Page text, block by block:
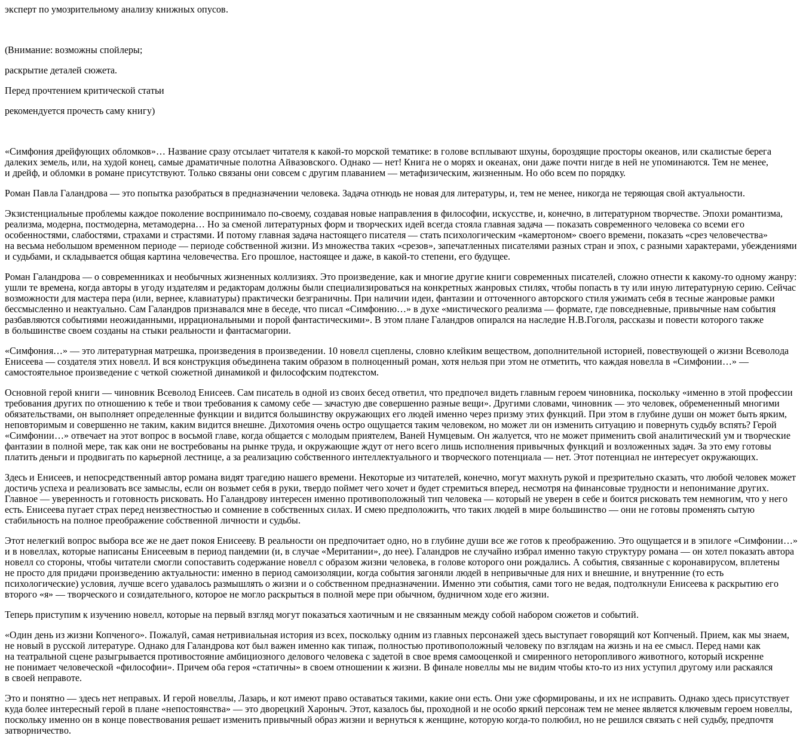
эксперт по умозрительному анализу книжных опусов.
(Внимание: возможны спойлеры;
раскрытие деталей сюжета.
Перед прочтением критической статьи
рекомендуется прочесть саму книгу)
«Симфония дрейфующих обломков»… Название сразу отсылает читателя к какой-то морской тематике: в голове всплывают шхуны, бороздящие просторы океанов, или скалистые берега
далеких земель, или, на худой конец, самые драматичные полотна Айвазовского. Однако — нет! Книга не о морях и океанах, они даже почти нигде в ней не упоминаются. Тем не менее,
и дрейф, и обломки в романе присутствуют. Только связаны они совсем с другим плаванием — метафизическим, жизненным. Но обо всем по порядку.
Роман Павла Галандрова — это попытка разобраться в предназначении человека. Задача отнюдь не новая для литературы, и, тем не менее, никогда не теряющая свой актуальности.
Экзистенциальные проблемы каждое поколение воспринимало по-своему, создавая новые направления в философии, искусстве, и, конечно, в литературном творчестве. Эпохи романтизма,
реализма, модерна, постмодерна, метамодерна… Но за сменой литературных форм и творческих идей всегда стояла главная задача — показать современного человека со всеми его
особенностями, слабостями, страхами и страстями. И потому главная задача настоящего писателя — стать психологическим «камертоном» своего времени, показать «срез человечества»
на весьма небольшом временном периоде — периоде собственной жизни. Из множества таких «срезов», запечатленных писателями разных стран и эпох, с разными характерами, убеждениями
и судьбами, и складывается общая картина человечества. Его прошлое, настоящее и даже, в какой-то степени, его будущее.
Роман Галандрова — о современниках и необычных жизненных коллизиях. Это произведение, как и многие другие книги современных писателей, сложно отнести к какому-то одному жанру:
ушли те времена, когда авторы в угоду издателям и редакторам должны были специализироваться на конкретных жанровых стилях, чтобы попасть в ту или иную литературную серию. Сейчас
возможности для мастера пера (или, вернее, клавиатуры) практически безграничны. При наличии идеи, фантазии и отточенного авторского стиля ужимать себя в тесные жанровые рамки
бессмысленно и неактуально. Сам Галандров признавался мне в беседе, что писал «Симфонию…» в духе «мистического реализма — формате, где повседневные, привычные нам события
разбавляются событиями неожиданными, иррациональными и порой фантастическими». В этом плане Галандров опирался на наследие Н.В.Гоголя, рассказы и повести которого также
в большинстве своем созданы на стыки реальности и фантасмагории.
«Симфония…» — это литературная матрешка, произведения в произведении. 10 новелл сцеплены, словно клейким веществом, дополнительной историей, повествующей о жизни Всеволода
Енисеева — создателя этих новелл. И вся конструкция объединена таким образом в полноценный роман, хотя нельзя при этом не отметить, что каждая новелла в «Симфонии…» —
самостоятельное произведение с четкой сюжетной динамикой и философским подтекстом.
Основной герой книги — чиновник Всеволод Енисеев. Сам писатель в одной из своих бесед ответил, что предпочел видеть главным героем чиновника, поскольку «именно в этой профессии
требования других по отношению к тебе и твои требования к самому себе — зачастую две совершенно разные вещи». Другими словами, чиновник — это человек, обремененный многими
обязательствами, он выполняет определенные функции и видится большинству окружающих его людей именно через призму этих функций. При этом в глубине души он может быть ярким,
неповторимым и совершенно не таким, каким видится внешне. Дихотомия очень остро ощущается таким человеком, но может ли он изменить ситуацию и повернуть судьбу вспять? Герой
«Симфонии…» отвечает на этот вопрос в восьмой главе, когда общается с молодым приятелем, Ваней Нумцевым. Он жалуется, что не может применить свой аналитический ум и творческие
фантазии в полной мере, так как они не востребованы на рынке труда, и окружающие ждут от него всего лишь исполнения привычных функций и возложенных задач. За это ему готовы
платить деньги и продвигать по карьерной лестнице, а за реализацию собственного интеллектуального и творческого потенциала — нет. Этот потенциал не интересует окружающих.
Здесь и Енисеев, и непосредственный автор романа видят трагедию нашего времени. Некоторые из читателей, конечно, могут махнуть рукой и презрительно сказать, что любой человек может
достичь успеха и реализовать все замыслы, если он возьмет себя в руки, твердо поймет чего хочет и будет стремиться вперед, несмотря на финансовые трудности и непонимание других.
Главное — уверенность и готовность рисковать. Но Галандрову интересен именно противоположный тип человека — который не уверен в себе и боится рисковать тем немногим, что у него
есть. Енисеева пугает страх перед неизвестностью и сомнение в собственных силах. И смею предположить, что таких людей в мире большинство — они не готовы променять сытую
стабильность на полное преображение собственной личности и судьбы.
Этот нелегкий вопрос выбора все же не дает покоя Енисееву. В реальности он предпочитает одно, но в глубине души все же готов к преображению. Это ощущается и в эпилоге «Симфонии…»
и в новеллах, которые написаны Енисеевым в период пандемии (и, в случае «Меритании», до нее). Галандров не случайно избрал именно такую структуру романа — он хотел показать автора
новелл со стороны, чтобы читатели смогли сопоставить содержание новелл с образом жизни человека, в голове которого они рождались. А события, связанные с коронавирусом, вплетены
не просто для придачи произведению актуальности: именно в период самоизоляции, когда события загоняли людей в непривычные для них и внешние, и внутренние (то есть
психологические) условия, лучше всего удавалось размышлять о жизни и о собственном предназначении. Именно эти события, сами того не ведая, подтолкнули Енисеева к раскрытию его
второго «я» — творческого и созидательного, которое не могло раскрыться в полной мере при обычном, будничном ходе его жизни.
Теперь приступим к изучению новелл, которые на первый взгляд могут показаться хаотичным и не связанным между собой набором сюжетов и событий.
«Один день из жизни Копченого». Пожалуй, самая нетривиальная история из всех, поскольку одним из главных персонажей здесь выступает говорящий кот Копченый. Прием, как мы знаем,
не новый в русской литературе. Однако для Галандрова кот был важен именно как типаж, полностью противоположный человеку по взглядам на жизнь и на ее смысл. Перед нами как
на театральной сцене разыгрывается противостояние амбициозного делового человека с задетой в свое время самооценкой и смиренного неторопливого животного, который искренне
не понимает человеческой «философии». Причем оба героя «статичны» в своем отношении к жизни. В финале новеллы мы не видим чтобы кто-то из них уступил другому или раскаялся
в своей неправоте.
Это и понятно — здесь нет неправых. И герой новеллы, Лазарь, и кот имеют право оставаться такими, какие они есть. Они уже сформированы, и их не исправить. Однако здесь присутствует
куда более интересный герой в плане «непостоянства» — это дворецкий Хароныч. Этот, казалось бы, проходной и не особо яркий персонаж тем не менее является ключевым героем новеллы,
поскольку именно он в конце повествования решает изменить привычный образ жизни и вернуться к женщине, которую когда-то полюбил, но не решился связать с ней судьбу, предпочтя
затворничество.